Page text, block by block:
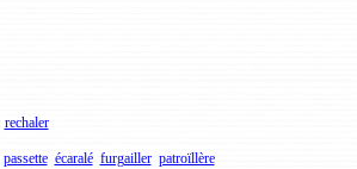
rechaler
passette écaralé furgailler patroïllère